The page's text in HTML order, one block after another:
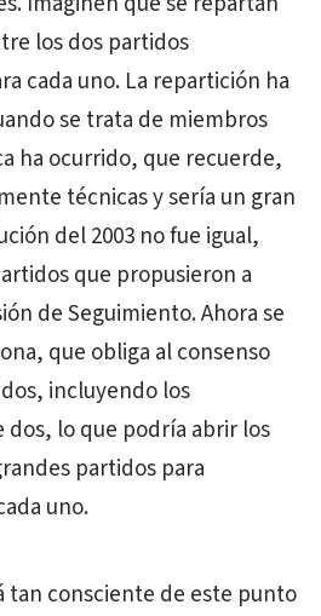
los dos partidos
cada uno. La repartición ha
se trata de miembros
ha ocurrido, que recuerde,
técnicas y sería un gran
del 2003 no fue igual,
que propusieron a
de Seguimiento. Ahora se
que obliga al consenso
incluyendo los
lo que podría abrir los
partidos para
uno.
tan consciente de este punto